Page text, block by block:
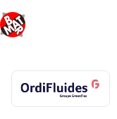
au
contenu